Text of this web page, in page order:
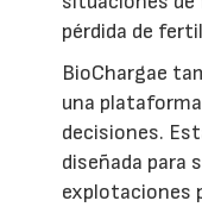
pérdida de
BioChargae
una
decisiones.
diseñada para
explotaciones